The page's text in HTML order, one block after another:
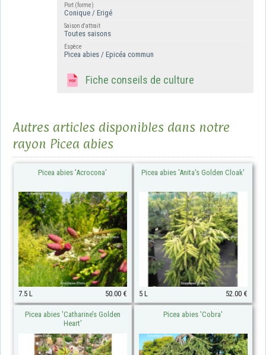
Port (forme)
Conique / Erigé
Saison d'attrait
Toutes saisons
Espèce
Picea abies / Epicéa commun
Fiche conseils de culture
Autres articles disponibles dans notre
rayon Picea abies
Picea abies 'Acrocona'
7.5 L 50.00 €
Picea abies 'Anita's Golden Cloak'
5 L 52.00 €
Picea abies 'Catharine’s Golden
Heart'
Picea abies 'Cobra'